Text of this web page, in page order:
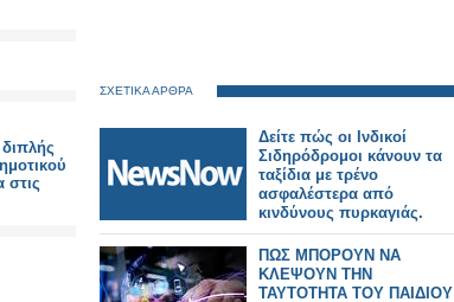
στις
ΣΧΕΤΙΚΑ ΑΡΘΡΑ
Δείτε πώς οι Ινδικοί
Σιδηρόδρομοι κάνουν τα
ταξίδια με τρένο
ασφαλέστερα από
κινδύνους πυρκαγιάς.
ΠΩΣ ΜΠΟΡΟΥΝ ΝΑ
ΚΛΕΨΟΥΝ ΤΗΝ
ΤΑΥΤΟΤΗΤΑ ΤΟΥ ΠΑΙΔΙΟΥ